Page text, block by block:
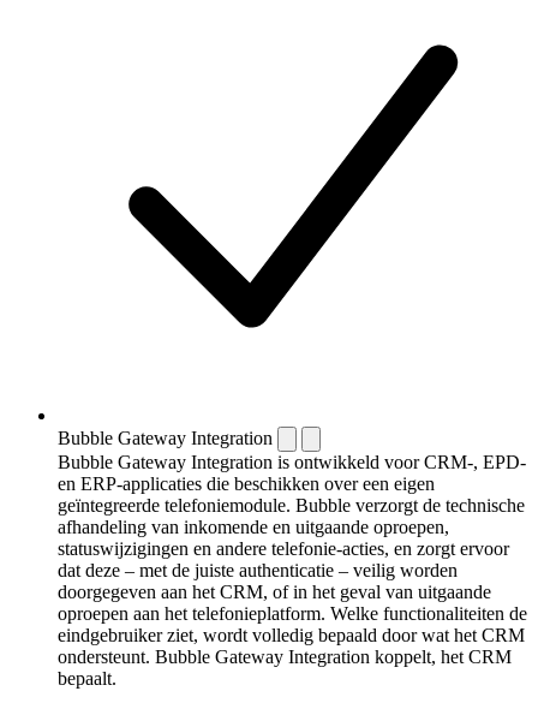
Bubble Gateway Integration
Bubble Gateway Integration is ontwikkeld voor CRM-, EPD-
en ERP-applicaties die beschikken over een eigen
geïntegreerde telefoniemodule. Bubble verzorgt de technische
afhandeling van inkomende en uitgaande oproepen,
statuswijzigingen en andere telefonie-acties, en zorgt ervoor
dat deze – met de juiste authenticatie – veilig worden
doorgegeven aan het CRM, of in het geval van uitgaande
oproepen aan het telefonieplatform. Welke functionaliteiten de
eindgebruiker ziet, wordt volledig bepaald door wat het CRM
ondersteunt. Bubble Gateway Integration koppelt, het CRM
bepaalt.